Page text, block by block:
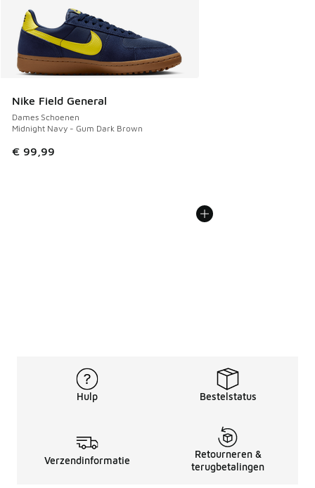
Nike Field General
Dames Schoenen
Midnight Navy - Gum Dark Brown
€ 99,99
Hulp Bestelstatus
Verzendinformatie
Retourneren &
terugbetalingen